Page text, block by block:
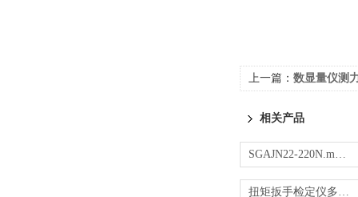
上一篇： 数显量仪测
相关产品
SGAJN22-220N.m便携式扭力测试仪 传感器动力
扭矩扳手检定仪多少钱